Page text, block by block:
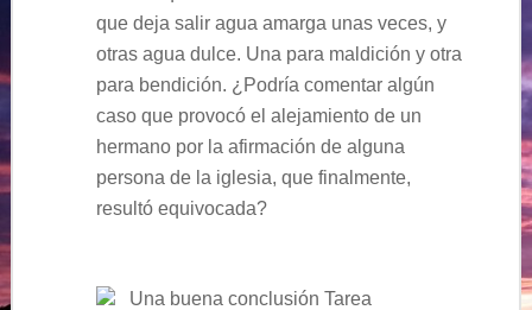
que deja salir agua amarga unas veces, y
otras agua dulce. Una para maldición y otra
para bendición. ¿Podría comentar algún
caso que provocó el alejamiento de un
hermano por la afirmación de alguna
persona de la iglesia, que finalmente,
resultó equivocada?
Una buena conclusión Tarea